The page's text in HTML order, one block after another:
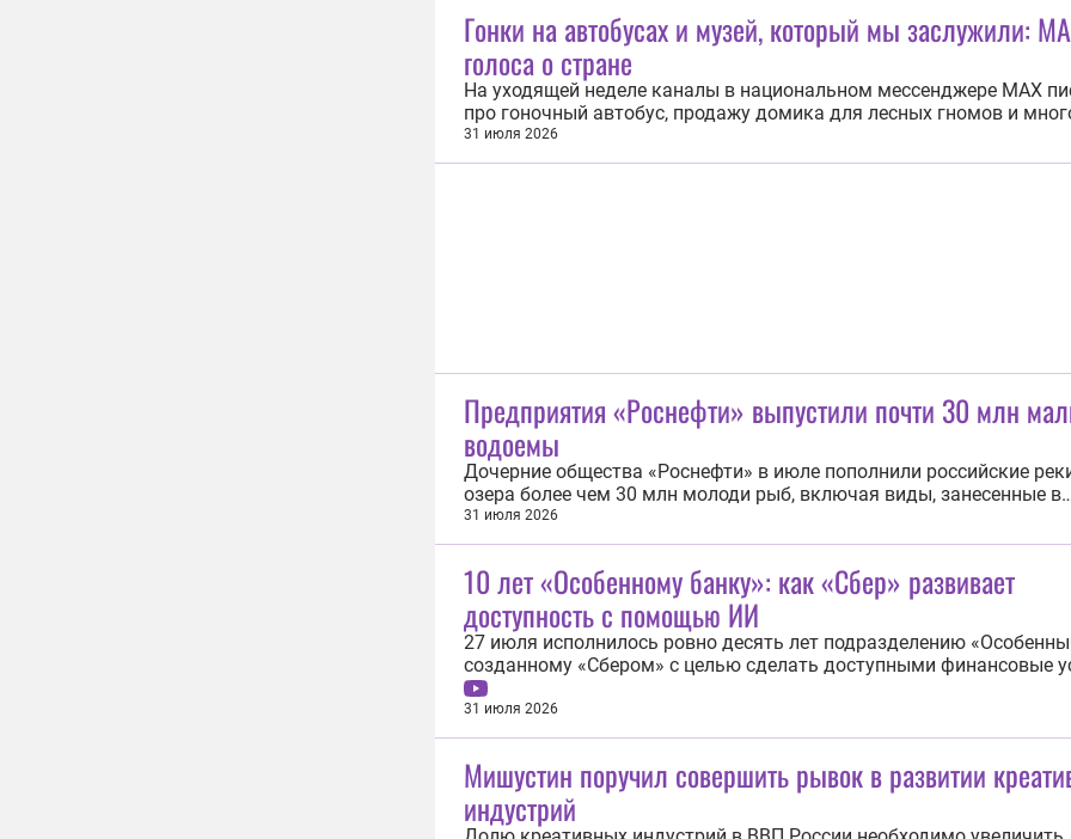
Гонки на автобусах и музей, который мы заслужили:
голоса о стране
На уходящей неделе каналы в национальном мессенджере MAX
про гоночный автобус, продажу домика для лесных гномов и
другое. Самое интересное — в нашей подборке. Центральный
федеральный округ Интересную статистику представило
31 июля 2026
Предприятия «Роснефти» выпустили почти 30 млн
водоемы
Дочерние общества «Роснефти» в июле пополнили российские
озера более чем 30 млн молоди рыб, включая виды, занесенные в
Красную книгу России. К акциям присоединились сотрудники
предприятий, члены их семей и студенты профильных вузов-
31 июля 2026
10 лет «Особенному банку»: как «Сбер» развивает
доступность с помощью ИИ
27 июля исполнилось ровно десять лет подразделению
созданному «Сбером» с целью сделать доступными финансовые
для людей с инвалидностью и других клиентов с особыми
Топ-менеджеры «Сбера» рассказали, как за это время
трансформировался подход к решению этой...
31 июля 2026
Мишустин поручил совершить рывок в развитии
индустрий